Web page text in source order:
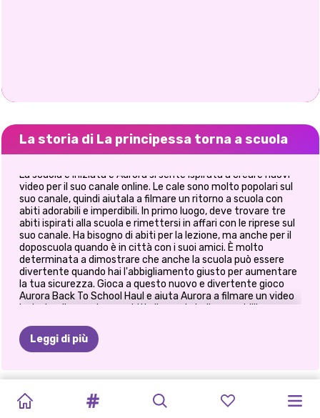
La storia di La principessa torna a scuola
La scuola è iniziata e Aurora si sente ispirata a creare nuovi
video per il suo canale online. Le cale sono molto popolari sul
suo canale, quindi aiutala a filmare un ritorno a scuola con
abiti adorabili e imperdibili. In primo luogo, deve trovare tre
abiti ispirati alla scuola e rimettersi in affari con le riprese sul
suo canale. Ha bisogno di abiti per la lezione, ma anche per il
doposcuola quando è in città con i suoi amici. È molto
determinata a dimostrare che anche la scuola può essere
divertente quando hai l'abbigliamento giusto per aumentare
la tua sicurezza. Gioca a questo nuovo e divertente gioco
Aurora Back To School Haul e aiuta Aurora a filmare un video
ispirato alla scuola con abiti alla moda indispensabili!
Leggi di più
MOANA
PUNTEGGIATA
ELLIE
BLONDIE
CONTRO
GOLDIE
PRINCIPESSE
MANGA:
PRINCIPESSE
SCUOLA
LA
PRINCIPESSA
SUPEREROE
PRINCIPESSE